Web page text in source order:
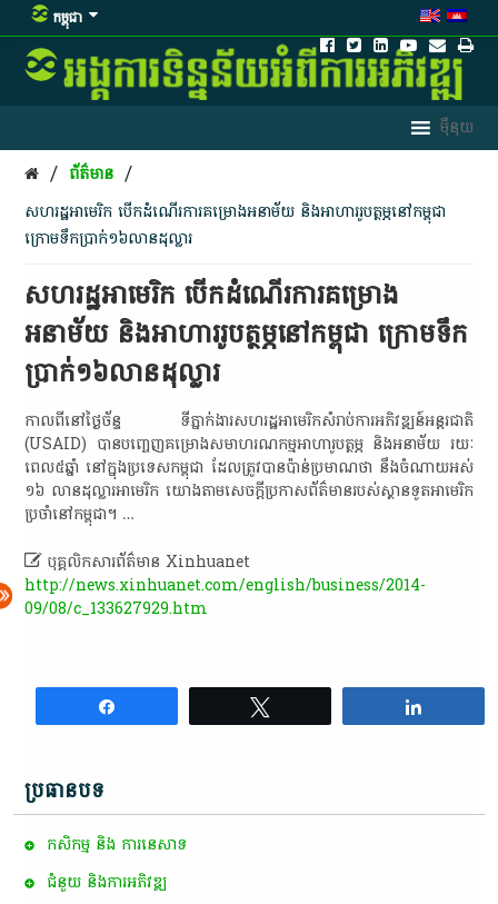
កម្ពុជា
/ ព័ត៌មាន /
សហរដ្ឋអាមេរិក​ បើក​ដំណើរការ​គម្រោង​អនាម័យ​ និង​អាហារ​រូប​ត្ថ​ម្ភ​នៅ​កម្ពុជា​
ក្រោម​ទឹកប្រាក់​១៦​លាន​ដុល្លារ​
សហរដ្ឋអាមេរិក​ បើក​ដំណើរការ​គម្រោង​
អនាម័យ​ និង​អាហារ​រូប​ត្ថ​ម្ភ​នៅ​កម្ពុជា​ ក្រោម​ទឹក
ប្រាក់​១៦​លាន​ដុល្លារ​
កាលពី​នៅ​ថ្ងៃ​ច័ន្ទ​ ទីភ្នាក់ងារ​សហរដ្ឋអាមេរិក​សំរាប់​ការ​អភិវឌ្ឍន៍​អន្តរជាតិ​
(USAID)​ បាន​បញ្ចេញ​គម្រោង​សមាហរណកម្ម​អាហារូបត្ថម្ភ​ និង​អនាម័យ​ រយៈ
ពេល​៥​ឆ្នាំ​ នៅ​ក្នុង​ប្រទេស​កម្ពុជា​ ដែល​ត្រូវ​បាន​ប៉ាន់​ប្រមាណ​ថា​ នឹង​ចំណាយ​អស់​
១៦​ លាន​ដុល្លារ​អា​មេ​រិ​ក​ យោង​តាម​សេចក្តី​ប្រកាស​ព័ត៌មាន​របស់​ស្ថានទូត​អា​មេ​រិ​ក​
ប្រចាំ​នៅ​កម្ពុជា​។​ …​
 បុគ្គលិកសារព័ត៌មាន Xinhuanet
http://news.xinhuanet.com/english/business/2014-
09/08/c_133627929.htm
ប្រធានបទ
កសិកម្ម​ និង​ ការ​នេ​សាទ​
ជំនួយ និងការអភិវឌ្ឍ